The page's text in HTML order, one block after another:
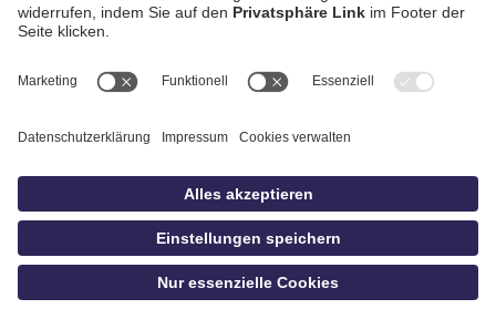
Datenschutz
Impressum
idowa
Privatsphäre